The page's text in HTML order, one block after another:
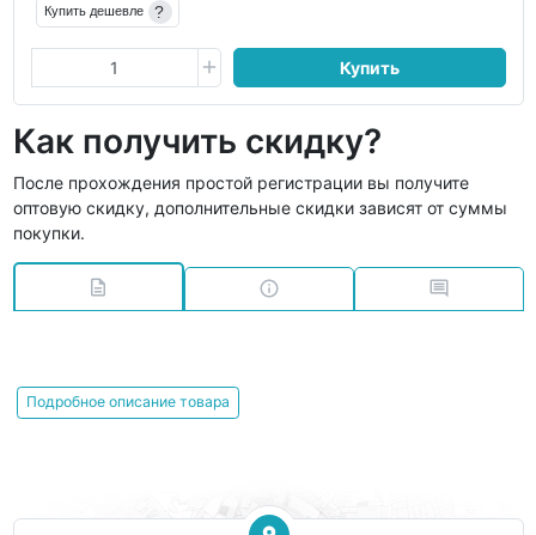
Купить дешевле ?
Купить
Как получить скидку?
После прохождения простой регистрации вы получите
оптовую скидку, дополнительные скидки зависят от суммы
покупки.
Подробное описание товара